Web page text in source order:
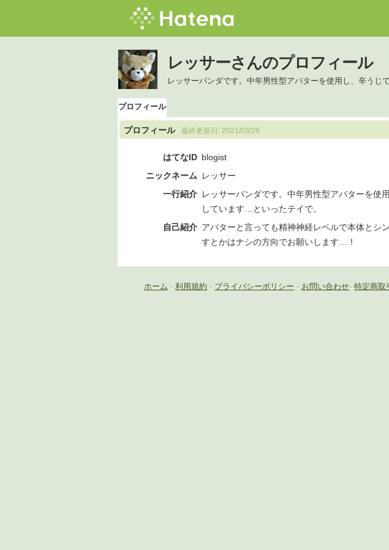
レッサーさんのプロフィール
レッサーパンダです。中年男性型アバターを使用し、辛うじ
プロフィール
プロフィール 最終更新日: 2021/03/29
はてなID blogist
ニックネーム レッサー
一行紹介 レッサーパンダです。中年男性型アバターを使
しています…といったテイで。
自己紹介 アバターと言っても精神神経レベルで本体とシ
すとかはナシの方向でお願いします…！
ホーム - 利用規約 - プライバシーポリシー - お問い合わせ- 特定商取